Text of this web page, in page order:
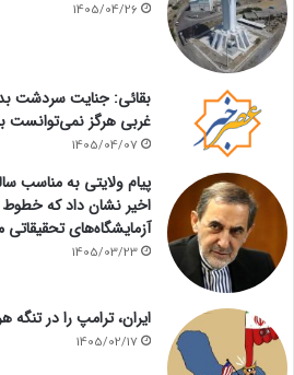
1405/04/26
بقائی: جنایت سردشت
غربی هرگز نمی‌توانست
1405/04/07
پیام ولایتی به مناسب
اخیر نشان داد که
آزمایشگاه‌های
1405/03/23
ایران، ترامپ را در تنگه
1405/02/17